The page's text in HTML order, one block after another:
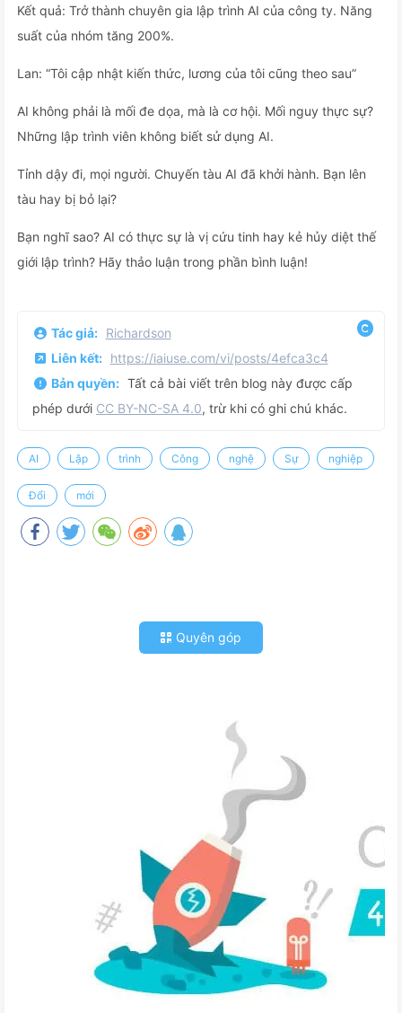
Kết quả: Trở thành chuyên gia lập trình AI của công ty. Năng
suất của nhóm tăng 200%.
Lan: “Tôi cập nhật kiến thức, lương của tôi cũng theo sau”
AI không phải là mối đe dọa, mà là cơ hội. Mối nguy thực sự?
Những lập trình viên không biết sử dụng AI.
Tỉnh dậy đi, mọi người. Chuyến tàu AI đã khởi hành. Bạn lên
tàu hay bị bỏ lại?
Bạn nghĩ sao? AI có thực sự là vị cứu tinh hay kẻ hủy diệt thế
giới lập trình? Hãy thảo luận trong phần bình luận!
Tác giả: Richardson
Liên kết: https://iaiuse.com/vi/posts/4efca3c4
Bản quyền: Tất cả bài viết trên blog này được cấp
phép dưới CC BY-NC-SA 4.0, trừ khi có ghi chú khác.
AI Lập trình Công nghệ Sự nghiệp
Đổi mới
Quyên góp